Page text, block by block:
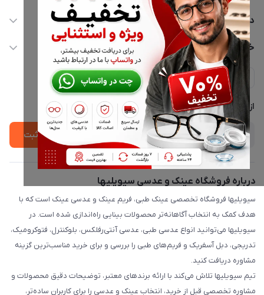
02177116909
info@civiliha.com
ارسال فوری در تهران + ارسال به سراسر کشور
دسترسی سریع
حساب کاربری
مجله فروشگاه
لیست محصولات
درباره ما
خدمات مشتریان
حریم خصوصی
پشتیبانی واتساپ 09397003162
از جدید‌ترین تخفیف‌ها با‌ خبر شوید
ثبت
درباره فروشگاه عینک و عدسی سیویلیها
سیویلیها فروشگاه تخصصی عینک طبی، فریم عینک و عدسی عینک است که با
هدف کمک به انتخاب آگاهانه‌تر محصولات بینایی راه‌اندازی شده است. در
سیویلیها می‌توانید انواع عدسی طبی، عدسی آنتی‌رفلکس، بلوکنترل، فتوکرومیک،
تدریجی، دبل آسفریک و فریم‌های طبی را بررسی و برای خرید مناسب‌ترین گزینه
مشاوره دریافت کنید.
تیم سیویلیها تلاش می‌کند با ارائه برندهای معتبر، توضیحات دقیق محصولات و
مشاوره تخصصی قبل از خرید، انتخاب عینک و عدسی را برای کاربران ساده‌تر،